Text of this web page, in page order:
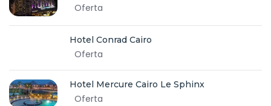
Oferta
Hotel Conrad Cairo
Oferta
Hotel Mercure Cairo Le Sphinx
Oferta